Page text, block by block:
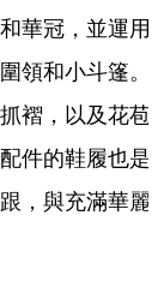
華冠，並運用
領和小斗篷。
褶，以及花苞
件的鞋履也是
，與充滿華麗